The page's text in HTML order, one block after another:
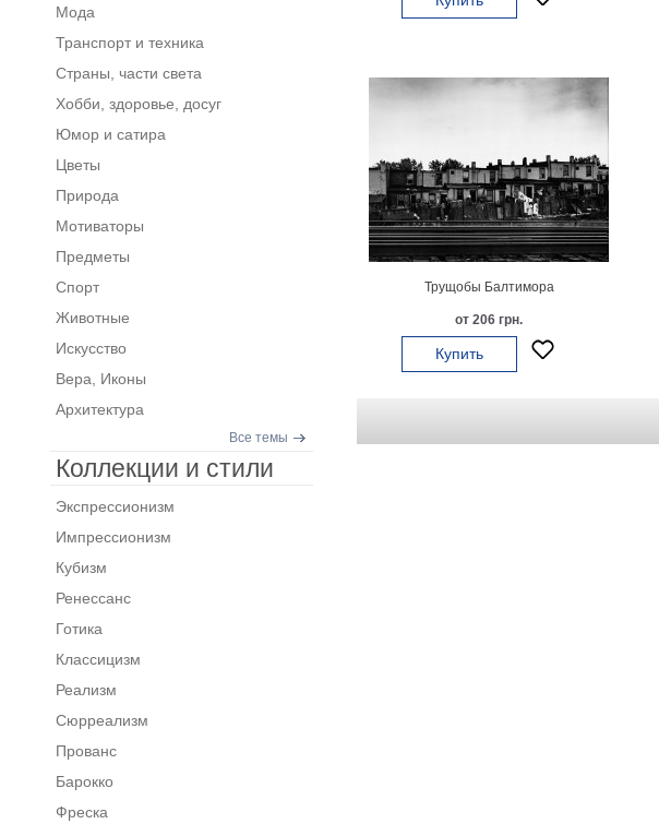
Трущобы Балтимора
от 206 грн.
Купить
Мода
Транспорт и техника
Страны, части света
Хобби, здоровье, досуг
Юмор и сатира
Цветы
Природа
Мотиваторы
Предметы
Спорт
Животные
Искусство
Вера, Иконы
Архитектура
Все темы
Коллекции и стили
Экспрессионизм
Импрессионизм
Кубизм
Ренессанс
Готика
Классицизм
Реализм
Сюрреализм
Прованс
Барокко
Фреска